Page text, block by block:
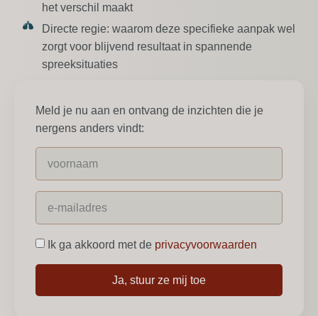
het verschil maakt
Directe regie: waarom deze specifieke aanpak wel
zorgt voor blijvend resultaat in spannende
spreeksituaties
Meld je nu aan en ontvang de inzichten die je
nergens anders vindt:
Ik ga akkoord met de privacyvoorwaarden
Ja, stuur ze mij toe